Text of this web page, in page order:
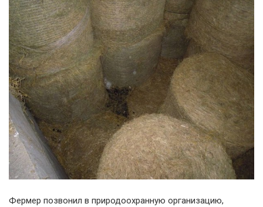
Фермер позвонил в природоохранную организацию,